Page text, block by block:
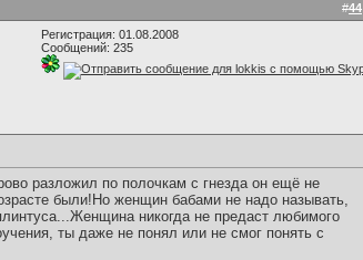
#44
Регистрация: 01.08.2008
Сообщений: 235
разложил по полочкам с гнезда он ещё не
были!Но женщин бабами не надо называть,
никогда не предаст любимого
ты даже не понял или не смог понять с